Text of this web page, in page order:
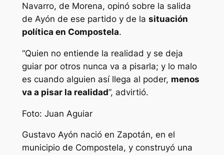
Navarro, de Morena, opinó sobre la salida
de Ayón de ese partido y de la situación
política en Compostela.
“Quien no entiende la realidad y se deja
guiar por otros nunca va a pisarla; y lo malo
es cuando alguien así llega al poder, menos
va a pisar la realidad”, advirtió.
Foto: Juan Aguiar
Gustavo Ayón nació en Zapotán, en el
municipio de Compostela, y construyó una